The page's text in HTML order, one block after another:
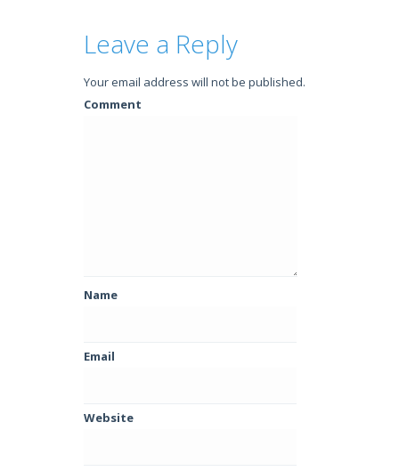
Leave a Reply
Your email address will not be published.
Comment
Name
Email
Website